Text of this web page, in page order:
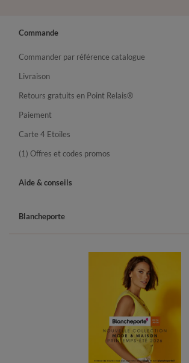
Commande
Commander par référence catalogue
Livraison
Retours gratuits en Point Relais®
Paiement
Carte 4 Etoiles
(1) Offres et codes promos
Aide & conseils
Blancheporte